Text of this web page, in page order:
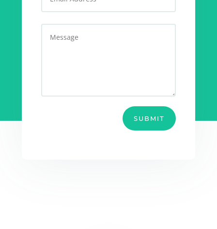
SUBMIT